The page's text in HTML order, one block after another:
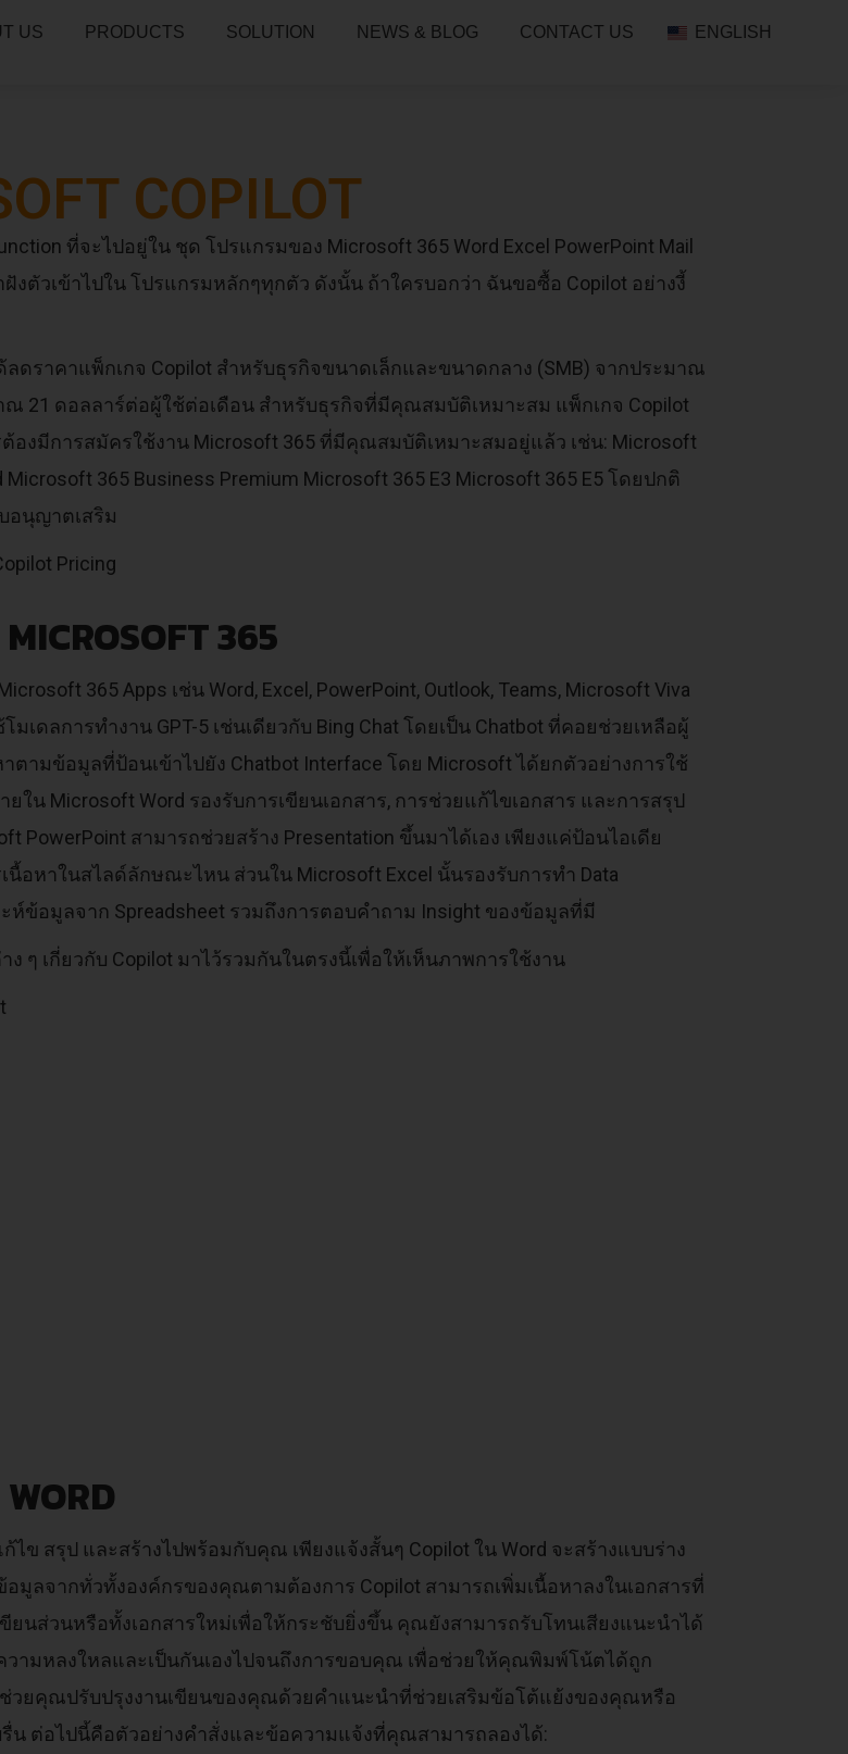
US PRODUCTS SOLUTION NEWS & BLOG CONTACT US ENGLISH
COPILOT
ที่จะไปอยู่ใน ชุด โปรแกรมของ Microsoft 365 Word Excel PowerPoint Mail
ฝังตัวเข้าไปใน โปรแกรมหลักๆทุกตัว ดังนั้น ถ้าใครบอกว่า ฉันขอซื้อ Copilot อย่างงี้
ลดราคาแพ็กเกจ Copilot สำหรับธุรกิจขนาดเล็กและขนาดกลาง (SMB) จากประมาณ
ณ 21 ดอลลาร์ต่อผู้ใช้ต่อเดือน สำหรับธุรกิจที่มีคุณสมบัติเหมาะสม แพ็กเกจ Copilot
องมีการสมัครใช้งาน Microsoft 365 ที่มีคุณสมบัติเหมาะสมอยู่แล้ว เช่น: Microsoft
Microsoft 365 Business Premium Microsoft 365 E3 Microsoft 365 E5 โดยปกติ
อนุญาตเสริม
365
365 Apps เช่น Word, Excel, PowerPoint, Outlook, Teams, Microsoft Viva
มเดลการทำงาน GPT-5 เช่นเดียวกับ Bing Chat โดยเป็น Chatbot ที่คอยช่วยเหลือผู้
ตามข้อมูลที่ป้อนเข้าไปยัง Chatbot Interface โดย Microsoft ได้ยกตัวอย่างการใช้
ใน Microsoft Word รองรับการเขียนเอกสาร, การช่วยแก้ไขเอกสาร และการสรุป
PowerPoint สามารถช่วยสร้าง Presentation ขึ้นมาได้เอง เพียงแค่ป้อนไอเดีย
นื้อหาในสไลด์ลักษณะไหน ส่วนใน Microsoft Excel นั้นรองรับการทำ Data
ะห์ข้อมูลจาก Spreadsheet รวมถึงการตอบคำถาม Insight ของข้อมูลที่มี
ง ๆ เกี่ยวกับ Copilot มาไว้รวมกันในตรงนี้เพื่อให้เห็นภาพการใช้งาน
ก้ไข สรุป และสร้างไปพร้อมกับคุณ เพียงแจ้งสั้นๆ Copilot ใน Word จะสร้างแบบร่าง
ลจากทั่วทั้งองค์กรของคุณตามต้องการ Copilot สามารถเพิ่มเนื้อหาลงในเอกสารที่
ยนส่วนหรือทั้งเอกสารใหม่เพื่อให้กระชับยิ่งขึ้น คุณยังสามารถรับโทนเสียงแนะนำได้
ามหลงใหลและเป็นกันเองไปจนถึงการขอบคุณ เพื่อช่วยให้คุณพิมพ์โน้ตได้ถูก
ช่วยคุณปรับปรุงงานเขียนของคุณด้วยคำแนะนำที่ช่วยเสริมข้อโต้แย้งของคุณหรือ
น ต่อไปนี้คือตัวอย่างคำสั่งและข้อความแจ้งที่คุณสามารถลองได้: